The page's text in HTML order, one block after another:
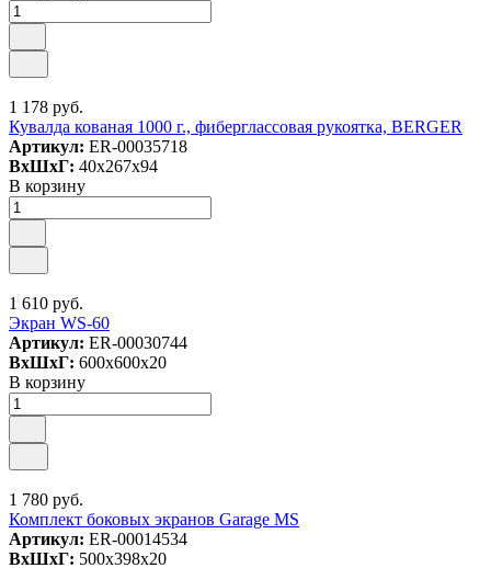
1 178 руб.
Кувалда кованая 1000 г., фиберглассовая рукоятка, BERGER
Артикул: ER-00035718
ВxШxГ: 40x267x94
В корзину
1 610 руб.
Экран WS-60
Артикул: ER-00030744
ВxШxГ: 600x600x20
В корзину
1 780 руб.
Комплект боковых экранов Garage MS
Артикул: ER-00014534
ВxШxГ: 500x398x20